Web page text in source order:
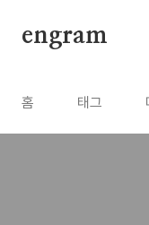
engram
홈 태그